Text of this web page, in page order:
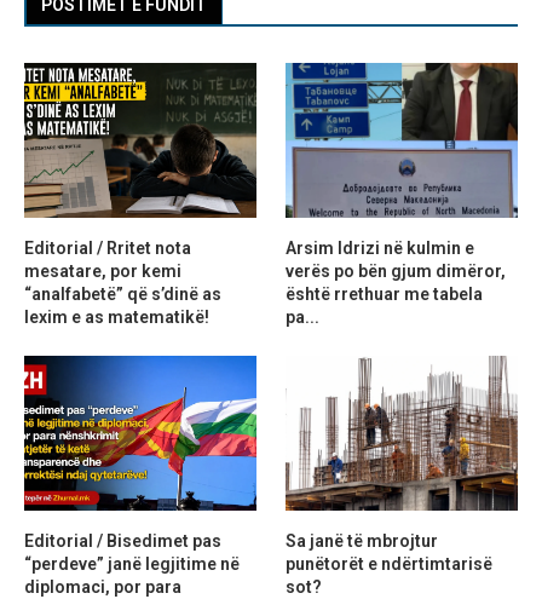
POSTIMET E FUNDIT
Editorial / Rritet nota
mesatare, por kemi
“analfabetë” që s’dinë as
lexim e as matematikë!
Arsim Idrizi në kulmin e
verës po bën gjum dimëror,
është rrethuar me tabela
pa...
Editorial / Bisedimet pas
“perdeve” janë legjitime në
diplomaci, por para
Sa janë të mbrojtur
punëtorët e ndërtimtarisë
sot?